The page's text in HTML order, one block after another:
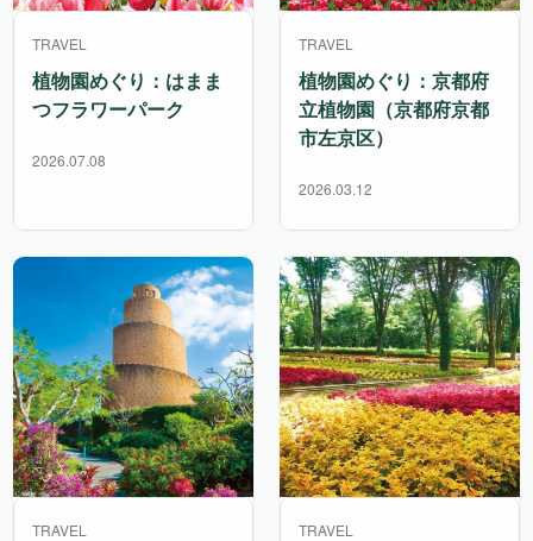
TRAVEL
植物園めぐり：はまま
つフラワーパーク
2026.07.08
TRAVEL
植物園めぐり：京都府
立植物園（京都府京都
市左京区）
2026.03.12
TRAVEL TRAVEL